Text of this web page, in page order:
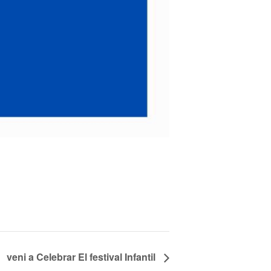
veni a Celebrar El festival Infantil